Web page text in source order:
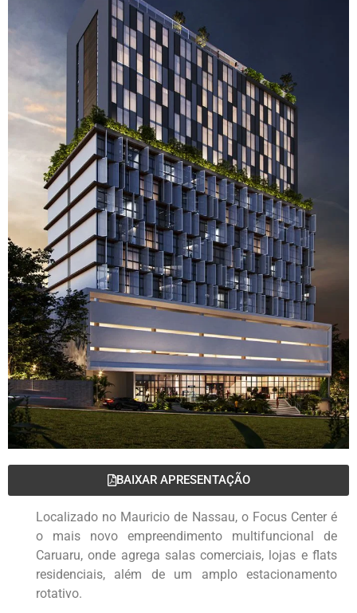
BAIXAR APRESENTAÇÃO
Localizado no Mauricio de Nassau, o Focus Center é
o mais novo empreendimento multifuncional de
Caruaru, onde agrega salas comerciais, lojas e flats
residenciais, além de um amplo estacionamento
rotativo.